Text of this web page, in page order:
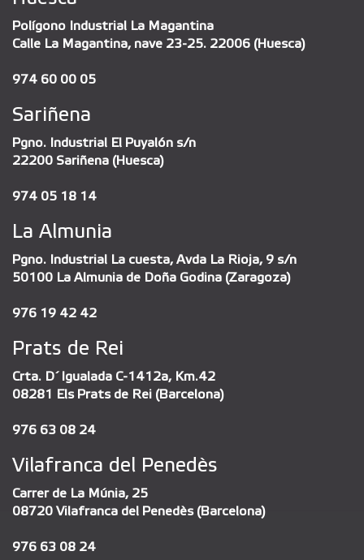
Polígono Industrial La Magantina
Calle La Magantina, nave 23-25. 22006 (Huesca)
974 60 00 05
Sariñena
Pgno. Industrial El Puyalón s/n
22200 Sariñena (Huesca)
974 05 18 14
La Almunia
Pgno. Industrial La cuesta, Avda La Rioja, 9 s/n
50100 La Almunia de Doña Godina (Zaragoza)
976 19 42 42
Prats de Rei
Crta. D´Igualada C-1412a, Km.42
08281 Els Prats de Rei (Barcelona)
976 63 08 24
Vilafranca del Penedès
Carrer de La Múnia, 25
08720 Vilafranca del Penedès (Barcelona)
976 63 08 24